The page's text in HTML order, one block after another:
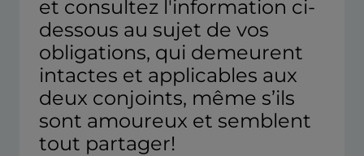
et consultez l'information ci-
dessous au sujet de vos
obligations, qui demeurent
intactes et applicables aux
deux conjoints, même s’ils
sont amoureux et semblent
tout partager!